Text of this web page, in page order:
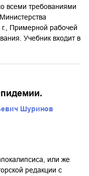
всеми требованиями
Примерной рабочей
Учебник входит в
Шуринов
или же
редакции с